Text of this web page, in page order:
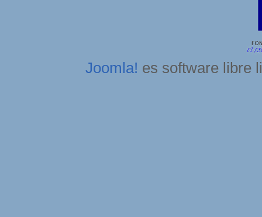
Joomla! es software libre